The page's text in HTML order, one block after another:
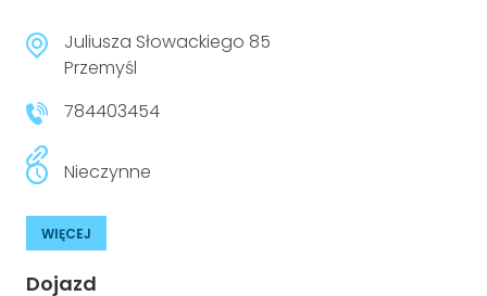
Juliusza Słowackiego 85
Przemyśl
784403454
Nieczynne
WIĘCEJ
Dojazd